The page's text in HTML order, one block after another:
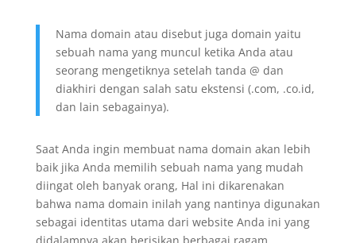
Nama domain atau disebut juga domain yaitu
sebuah nama yang muncul ketika Anda atau
seorang mengetiknya setelah tanda @ dan
diakhiri dengan salah satu ekstensi (.com, .co.id,
dan lain sebagainya).
Saat Anda ingin membuat nama domain akan lebih
baik jika Anda memilih sebuah nama yang mudah
diingat oleh banyak orang, Hal ini dikarenakan
bahwa nama domain inilah yang nantinya digunakan
sebagai identitas utama dari website Anda ini yang